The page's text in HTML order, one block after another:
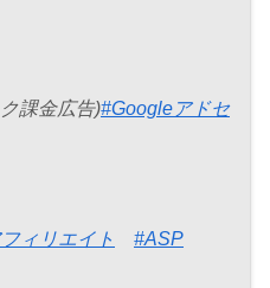
課金広告)#Googleアドセ
ィリエイト #ASP